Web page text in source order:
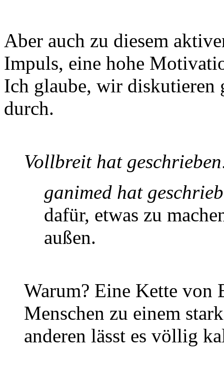
Aber auch zu diesem
Impuls, eine hohe
Ich glaube, wir diskutieren
durch.
Vollbreit hat
ganimed hat
dafür, etwas zu
außen.
Warum? Eine Kette von
Menschen zu einem
anderen lässt es völlig